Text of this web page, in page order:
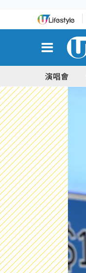
演唱會